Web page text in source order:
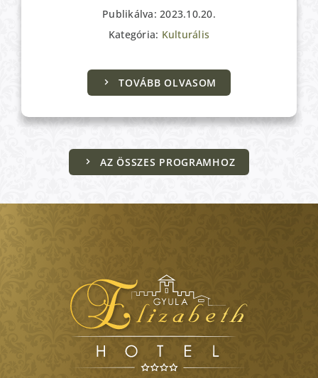
AZ ÖSSZES PROGRAMHOZ
Publikálva: 2023.10.20.
Kategória: Kulturális
TOVÁBB OLVASOM